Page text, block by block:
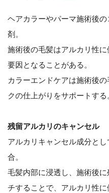
ヘアカラーやパーマ施術後
剤。
施術後の毛髪はアルカリ性
要因となることがある。
カラーエンドケアは施術後
クの仕上がりをサポートする
残留アルカリのキャンセル
アルカリキャンセル成分と
合。
毛髪内部に浸透し、施術後
チすることで、アルカリ性